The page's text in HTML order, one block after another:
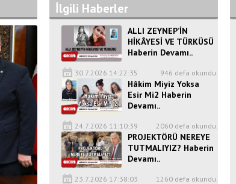
İlgili Haberler
ALLI ZEYNEP’İN
HİKÂYESİ VE TÜRKÜSÜ
Haberin Devamı..
30.7.2026 14:22:35 946 defa okundu.
Hâkim Miyiz Yoksa
Esir Mi2 Haberin
Devamı..
24.7.2026 11:10:39 2060 defa okundu.
PROJEKTÖRÜ NEREYE
TUTMALIYIZ? Haberin
Devamı..
23.7.2026 17:38:03 1260 defa okundu.